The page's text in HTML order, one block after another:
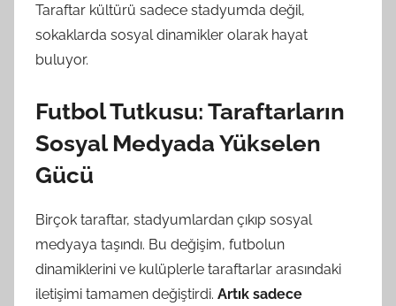
Taraftar kültürü sadece stadyumda değil,
sokaklarda sosyal dinamikler olarak hayat
buluyor.
Futbol Tutkusu: Taraftarların
Sosyal Medyada Yükselen
Gücü
Birçok taraftar, stadyumlardan çıkıp sosyal
medyaya taşındı. Bu değişim, futbolun
dinamiklerini ve kulüplerle taraftarlar arasındaki
iletişimi tamamen değiştirdi. Artık sadece